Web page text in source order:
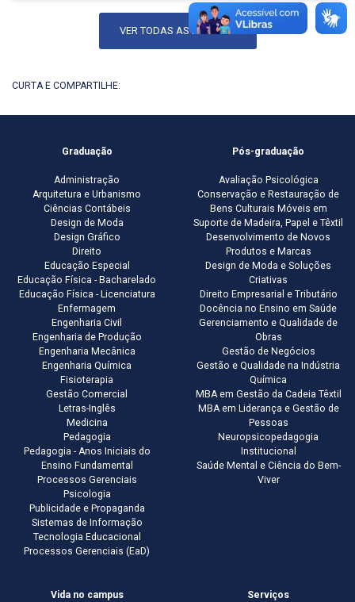
VER TODAS AS NOTÍCIAS
CURTA E COMPARTILHE:
Graduação
Administração
Arquitetura e Urbanismo
Ciências Contábeis
Design de Moda
Design Gráfico
Direito
Educação Especial
Educação Física - Bacharelado
Educação Física - Licenciatura
Enfermagem
Engenharia Civil
Engenharia de Produção
Engenharia Mecânica
Engenharia Química
Fisioterapia
Gestão Comercial
Letras-Inglês
Medicina
Pedagogia
Pedagogia - Anos Iniciais do
Ensino Fundamental
Processos Gerenciais
Psicologia
Publicidade e Propaganda
Sistemas de Informação
Tecnologia Educacional
Processos Gerenciais (EaD)
Pós-graduação
Avaliação Psicológica
Conservação e Restauração de
Bens Culturais Móveis em
Suporte de Madeira, Papel e Têxtil
Desenvolvimento de Novos
Produtos e Marcas
Design de Moda e Soluções
Criativas
Direito Empresarial e Tributário
Docência no Ensino em Saúde
Gerenciamento e Qualidade de
Obras
Gestão de Negócios
Gestão e Qualidade na Indústria
Química
MBA em Gestão da Cadeia Têxtil
MBA em Liderança e Gestão de
Pessoas
Neuropsicopedagogia
Institucional
Saúde Mental e Ciência do Bem-
Viver
Vida no campus Serviços